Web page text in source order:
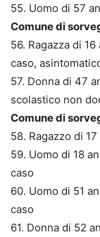
55. Uomo di 57
Comune di
56. Ragazza di
caso,
57. Donna di 47
scolastico non
Comune di
58. Ragazzo di
59. Uomo di 18
caso
60. Uomo di 51
caso
61. Donna di 52